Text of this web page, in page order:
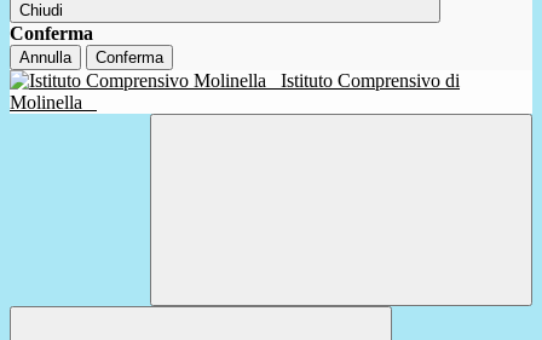
Chiudi
Conferma
Annulla Conferma
Istituto Comprensivo di
Molinella